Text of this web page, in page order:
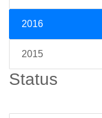
2016
2015
Status